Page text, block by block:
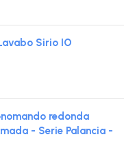
Sirio IO
redonda
- Serie Palancia -